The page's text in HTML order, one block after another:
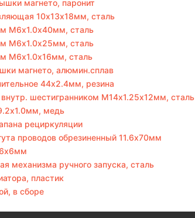
магнето, паронит
10x13х18мм, сталь
M6х1.0х40мм, сталь
M6х1.0х25мм, сталь
M6х1.0х16мм, сталь
магнето, алюмин.сплав
44х2.4мм, резина
внутр. шестигранником М14х1.25х12мм, сталь
медь
рециркуляции
проводов обрезиненный 11.6х70мм
механизма ручного запуска, сталь
пластик
в сборе